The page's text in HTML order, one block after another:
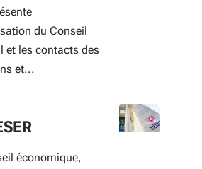
du Conseil
et les contacts des
et...
économique,